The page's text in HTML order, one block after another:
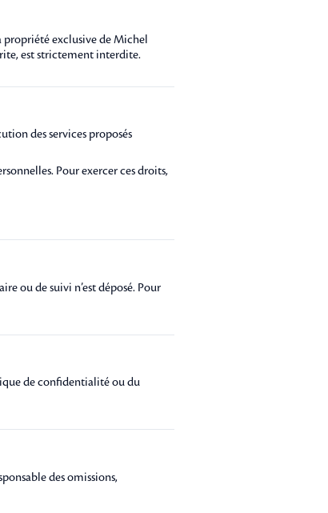
propriété exclusive de Michel
est strictement interdite.
des services proposés
Pour exercer ces droits,
ou de suivi n’est déposé. Pour
de confidentialité ou du
des omissions,